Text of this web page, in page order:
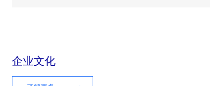
企业文化